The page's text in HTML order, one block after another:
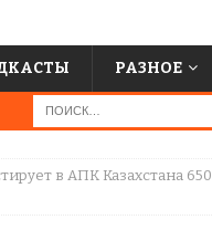
РАЗНОЕ
в АПК Казахстана 650